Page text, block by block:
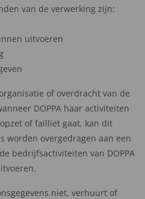
van de verwerking zijn:
uitvoeren
of overdracht van de
DOPPA haar activiteiten
of failliet gaat, kan dit
worden overgedragen aan een
bedrijfsactiviteiten van DOPPA
niet, verhuurt of